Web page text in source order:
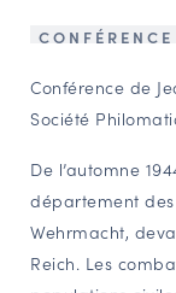
PORTAIL
Comité d'Histoire
CONFÉRENCE
Conférence de
Société
De l’automne
département
Wehrmacht,
Reich. Les